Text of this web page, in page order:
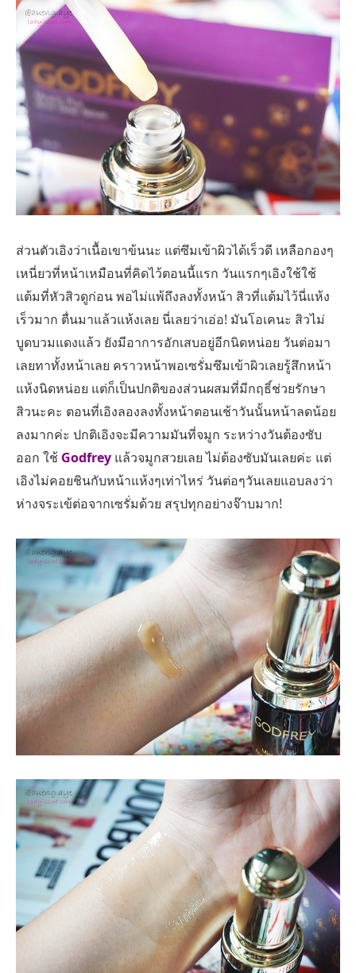
ส่วนตัวเอิงว่าเนื้อเขาข้นนะ แต่ซึมเข้าผิวได้เร็วดี เหลือกองๆ
เหนี่ยวที่หน้าเหมือนที่คิดไว้ตอนนี้แรก วันแรกๆเอิงใช้ใช้
แต้มที่หัวสิวดูก่อน พอไม่แพ้ถึงลงทั้งหน้า สิวที่แต้มไว้นี่แห้ง
เร็วมาก ตื่นมาแล้วแห้งเลย นี่เลยว่าเอ่อ! มันโอเคนะ สิวไม่
บูดบวมแดงแล้ว ยังมีอาการอักเสบอยู่อีกนิดหน่อย วันต่อมา
เลยทาทั้งหน้าเลย คราวหน้าพอเซรั่มซึมเข้าผิวเลยรู้สึกหน้า
แห้งนิดหน่อย แต่ก็เป็นปกติของส่วนผสมที่มีกฤธิ์ช่วยรักษา
สิวนะคะ ตอนที่เอิงลองลงทั้งหน้าตอนเช้าวันนั้นหน้าลดน้อย
ลงมากค่ะ ปกติเอิงจะมีความมันที่จมูก ระหว่างวันต้องซับ
ออก ใช้ Godfrey แล้วจมูกสวยเลย ไม่ต้องซับมันเลยค่ะ แต่
เอิงไม่คอยชินกับหน้าแห้งๆเท่าไหร่ วันต่อๆวันเลยแอบลงว่า
ห่างจระเข้ต่อจากเซรั่มด้วย สรุปทุกอย่างจ๊าบมาก!